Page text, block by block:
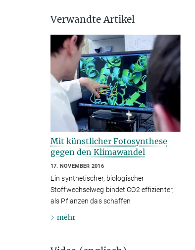
Verwandte Artikel
Mit künstlicher Fotosynthese
gegen den Klimawandel
17. NOVEMBER 2016
Ein synthetischer, biologischer
Stoffwechselweg bindet CO2 effizienter,
als Pflanzen das schaffen
mehr